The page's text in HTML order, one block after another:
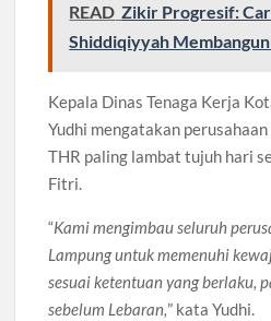
READ Zikir Progresif:
Shiddiqiyyah
Kepala Dinas Tenaga Kerja
Yudhi mengatakan
THR paling lambat tujuh hari
Fitri.
“Kami mengimbau seluruh
Lampung untuk memenuhi
sesuai ketentuan yang berlaku,
sebelum Lebaran,” kata Yudhi.